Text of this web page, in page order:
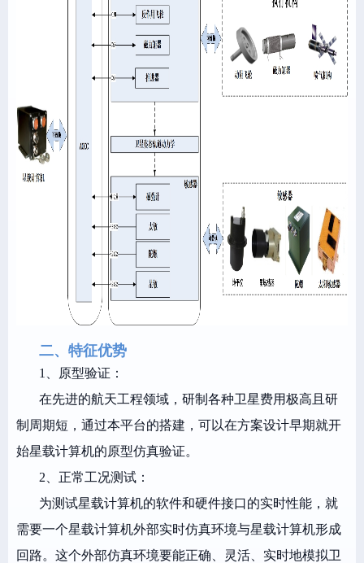
二、特征优势
1、原型验证：
在先进的航天工程领域，研制各种卫星费用极高且研
制周期短，通过本平台的搭建，可以在方案设计早期就开
始星载计算机的原型仿真验证。
2、正常工况测试：
为测试星载计算机的软件和硬件接口的实时性能，就
需要一个星载计算机外部实时仿真环境与星载计算机形成
回路。这个外部仿真环境要能正确、灵活、实时地模拟卫